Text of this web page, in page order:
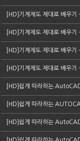
[HD]기계제도 제대로 배우
[HD]기계제도 제대로 배우
[HD]기계제도 제대로 배우
[HD]기계제도 제대로 배우
[HD]쉽게 따라하는
[HD]쉽게 따라하는
[HD]쉽게 따라하는